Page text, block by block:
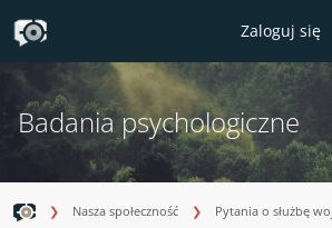
Zaloguj się
Badania psychologiczne
Nasza społeczność Pytania o służbę